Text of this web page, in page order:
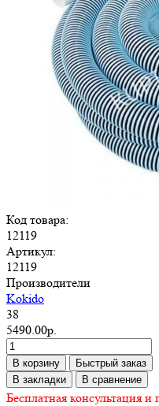
Код товара:
12119
Артикул:
12119
Производители
Kokido
38
5490.00р.
В корзину
Быстрый заказ
В закладки
В сравнение
Бесплатная консультация и